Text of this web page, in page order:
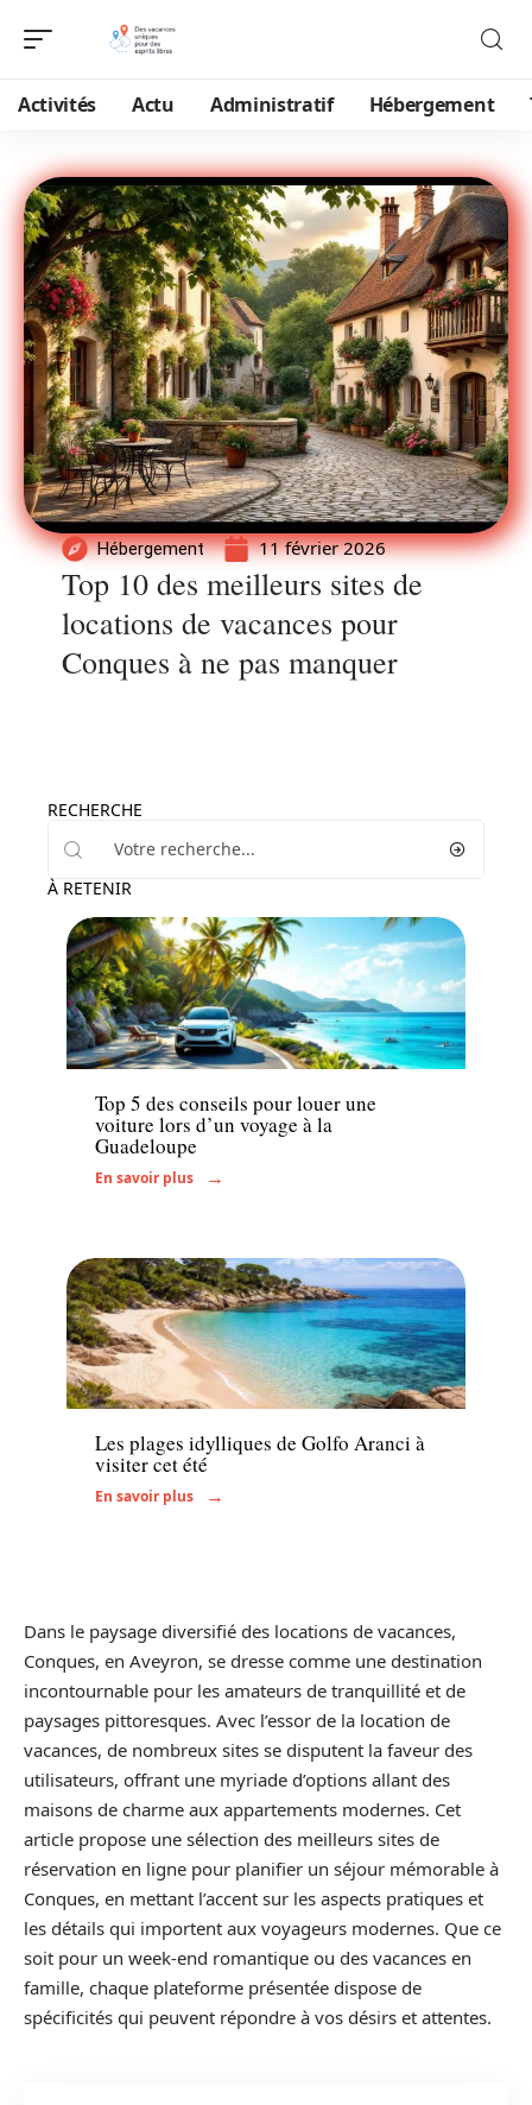
Activités Actu Administratif Hébergement
Hébergement 11 février 2026
Top 10 des meilleurs sites de
locations de vacances pour
Conques à ne pas manquer
RECHERCHE
À RETENIR
Transport
Top 5 des conseils pour louer une
voiture lors d’un voyage à la
Guadeloupe
En savoir plus
Voyage
Les plages idylliques de Golfo Aranci à
visiter cet été
En savoir plus
Dans le paysage diversifié des locations de vacances,
Conques, en Aveyron, se dresse comme une destination
incontournable pour les amateurs de tranquillité et de
paysages pittoresques. Avec l’essor de la location de
vacances, de nombreux sites se disputent la faveur des
utilisateurs, offrant une myriade d’options allant des
maisons de charme aux appartements modernes. Cet
article propose une sélection des meilleurs sites de
réservation en ligne pour planifier un séjour mémorable à
Conques, en mettant l’accent sur les aspects pratiques et
les détails qui importent aux voyageurs modernes. Que ce
soit pour un week-end romantique ou des vacances en
famille, chaque plateforme présentée dispose de
spécificités qui peuvent répondre à vos désirs et attentes.